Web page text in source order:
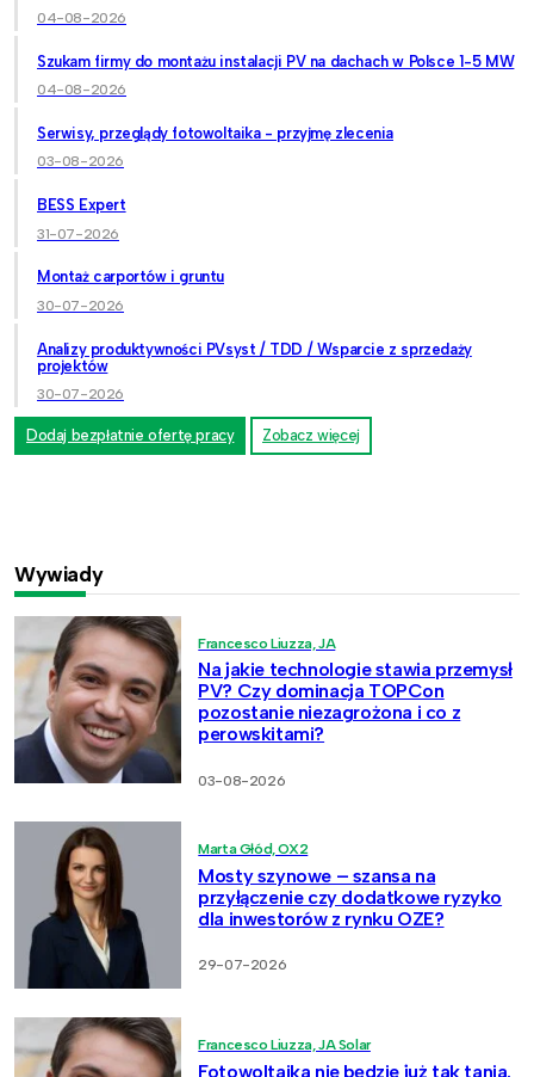
04-08-2026
Szukam firmy do montażu instalacji PV na dachach w Polsce 1-5 MW
04-08-2026
Serwisy, przeglądy fotowoltaika - przyjmę zlecenia
03-08-2026
BESS Expert
31-07-2026
Montaż carportów i gruntu
30-07-2026
Analizy produktywności PVsyst / TDD / Wsparcie z sprzedaży
projektów
30-07-2026
Dodaj bezpłatnie ofertę pracy Zobacz więcej
Wywiady
Francesco Liuzza, JA
Na jakie technologie stawia przemysł
PV? Czy dominacja TOPCon
pozostanie niezagrożona i co z
perowskitami?
03-08-2026
Marta Głód, OX2
Mosty szynowe – szansa na
przyłączenie czy dodatkowe ryzyko
dla inwestorów z rynku OZE?
29-07-2026
Francesco Liuzza, JA Solar
Fotowoltaika nie będzie już tak tania.